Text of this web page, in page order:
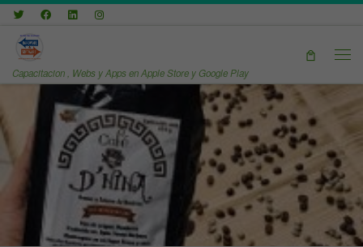
Saltar al contenido
Capacitacion , Webs y Apps en Apple Store y Google Play